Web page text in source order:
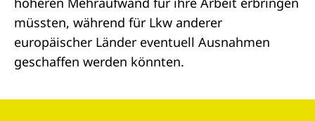
müssten, während für Lkw anderer
europäischer Länder eventuell Ausnahmen
geschaffen werden könnten.